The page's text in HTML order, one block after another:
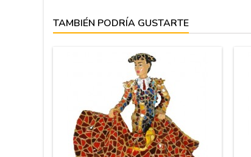
TAMBIÉN PODRÍA GUSTARTE